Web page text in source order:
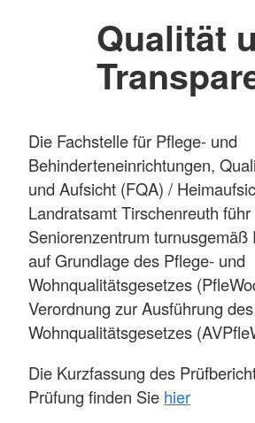
Qualität
Die Fachstelle für Pflege- und
Behinderteneinrichtungen,
und Aufsicht (FQA) /
Landratsamt Tirschenreuth
Seniorenzentrum turnusgemäß
auf Grundlage des Pflege- und
Wohnqualitätsgesetzes
Verordnung zur Ausführung
Wohnqualitätsgesetzes
Die Kurzfassung des
Prüfung finden Sie hier